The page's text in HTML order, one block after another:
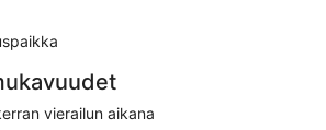
vierailun aikana